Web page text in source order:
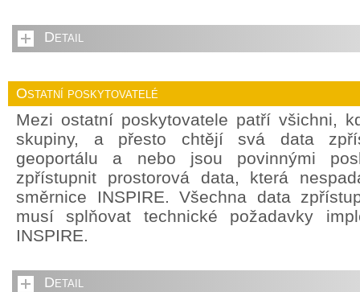
Detail
Ostatní poskytovatelé
Mezi ostatní poskytovatele patří všichni,
skupiny, a přesto chtějí svá data
geoportálu a nebo jsou povinnými
zpřístupnit prostorová data, která
směrnice INSPIRE. Všechna data
musí splňovat technické požadavky
INSPIRE.
Detail